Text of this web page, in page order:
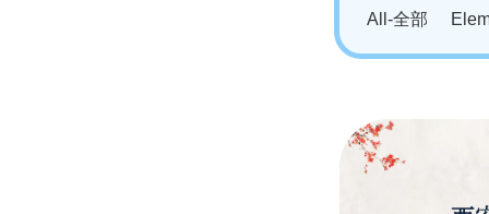
All-全部